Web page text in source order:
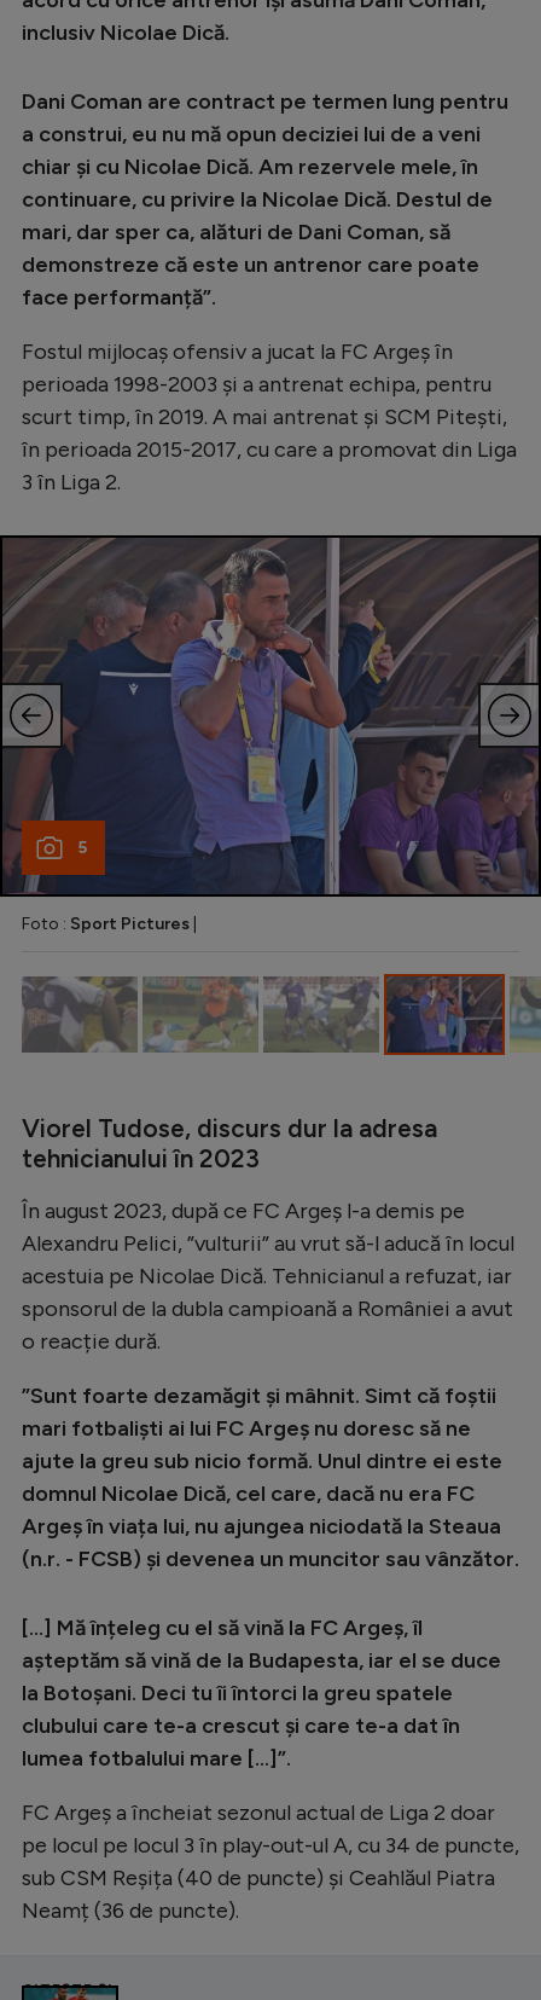
inclusiv Nicolae Dică.
Dani Coman are contract pe termen lung pentru
a construi, eu nu mă opun deciziei lui de a veni
chiar și cu Nicolae Dică. Am rezervele mele, în
continuare, cu privire la Nicolae Dică. Destul de
mari, dar sper ca, alături de Dani Coman, să
demonstreze că este un antrenor care poate
face performanță”.
Fostul mijlocaș ofensiv a jucat la FC Argeș în
perioada 1998-2003 și a antrenat echipa, pentru
scurt timp, în 2019. A mai antrenat și SCM Pitești,
în perioada 2015-2017, cu care a promovat din Liga
3 în Liga 2.
5
Foto : Sport Pictures
Viorel Tudose, discurs dur la adresa
tehnicianului în 2023
În august 2023, după ce FC Argeș l-a demis pe
Alexandru Pelici, ”vulturii” au vrut să-l aducă în locul
acestuia pe Nicolae Dică. Tehnicianul a refuzat, iar
sponsorul de la dubla campioană a României a avut
o reacție dură.
”Sunt foarte dezamăgit și mâhnit. Simt că foștii
mari fotbaliști ai lui FC Argeș nu doresc să ne
ajute la greu sub nicio formă. Unul dintre ei este
domnul Nicolae Dică, cel care, dacă nu era FC
Argeș în viața lui, nu ajungea niciodată la Steaua
(n.r. - FCSB) și devenea un muncitor sau vânzător.
[...] Mă înțeleg cu el să vină la FC Argeș, îl
așteptăm să vină de la Budapesta, iar el se duce
la Botoșani. Deci tu îi întorci la greu spatele
clubului care te-a crescut și care te-a dat în
lumea fotbalului mare [...]”.
FC Argeș a încheiat sezonul actual de Liga 2 doar
pe locul pe locul 3 în play-out-ul A, cu 34 de puncte,
sub CSM Reșița (40 de puncte) și Ceahlăul Piatra
Neamț (36 de puncte).
CITEȘTE ȘI